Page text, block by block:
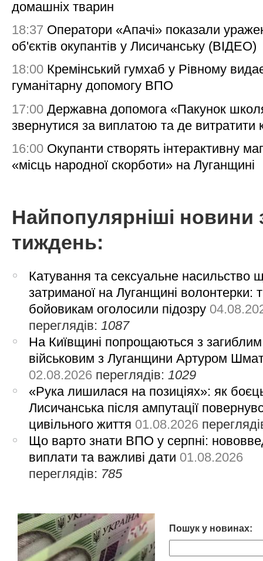
домашніх тварин
18:37 Оператори «Апачі» показали
об'єктів окупантів у Лисичанську (ВІДЕО)
18:00 Кремінський гумхаб у Рівному
гуманітарну допомогу ВПО
17:00 Державна допомога «Пакунок
звернутися за виплатою та де витратити
16:00 Окупанти створять інтерактивну
«місць народної скорботи» на Луганщині
Найпопулярніші новини
тиждень:
Катування та сексуальне насильство
затриманої на Луганщині волонтерки:
бойовикам оголосили підозру
переглядів: 1087
На Київщині попрощаються з загиблим
військовим з Луганщини Артуром
02.08.2026 переглядів: 1029
«Рука лишилася на позиціях»: як
Лисичанська після ампутації
цивільного життя 01.08.2026
Що варто знати ВПО у серпні:
виплати та важливі дати 01.08.2026
переглядів: 785
Пошук у новинах: